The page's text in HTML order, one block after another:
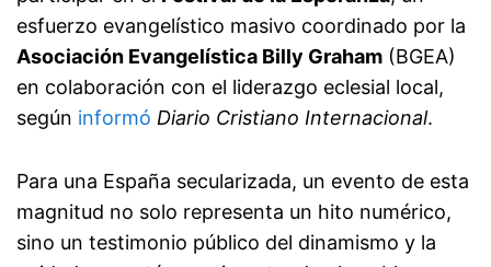
esfuerzo evangelístico masivo coordinado por la
Asociación Evangelística Billy Graham (BGEA)
en colaboración con el liderazgo eclesial local,
según informó Diario Cristiano Internacional.
Para una España secularizada, un evento de esta
magnitud no solo representa un hito numérico,
sino un testimonio público del dinamismo y la